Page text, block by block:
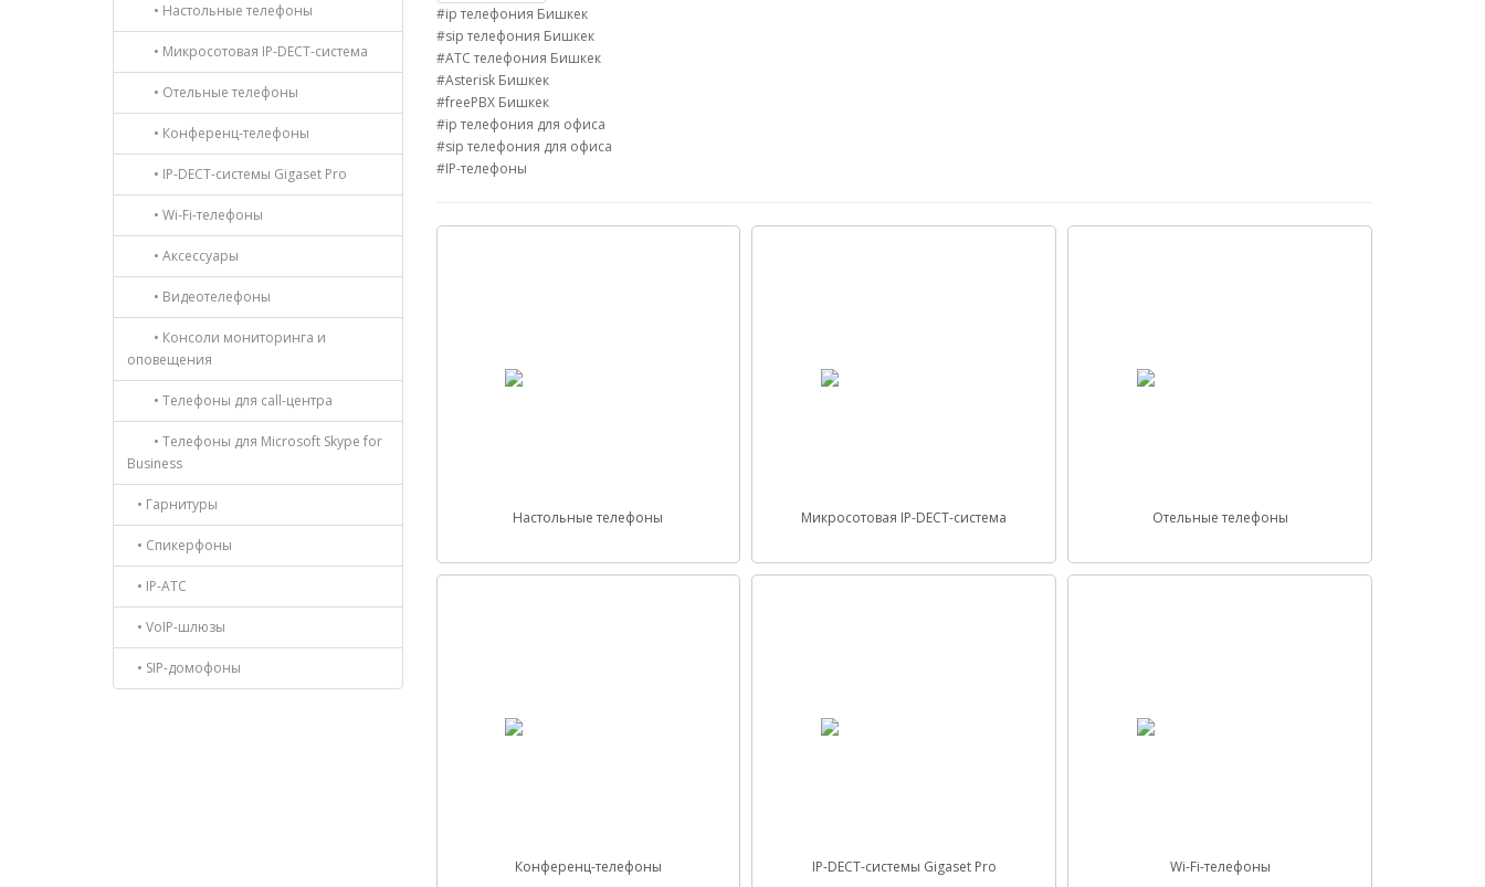
• Настольные телефоны
• Микросотовая IP-DECT-система
• Отельные телефоны
• Конференц-телефоны
• IP-DECT-системы Gigaset Pro
• Wi-Fi-телефоны
• Аксессуары
• Видеотелефоны
• Консоли мониторинга и
оповещения
• Телефоны для call-центра
• Телефоны для Microsoft Skype for
Business
• Гарнитуры
• Спикерфоны
• IP-АТС
• VoIP-шлюзы
• SIP-домофоны
#ip телефония Бишкек
#sip телефония Бишкек
#АТС телефония Бишкек
#Asterisk Бишкек
#freePBX Бишкек
#ip телефония для офиса
#sip телефония для офиса
#IP-телефоны
Настольные телефоны Микросотовая IP-DECT-система Отельные телефоны
Конференц-телефоны IP-DECT-системы Gigaset Pro Wi-Fi-телефоны